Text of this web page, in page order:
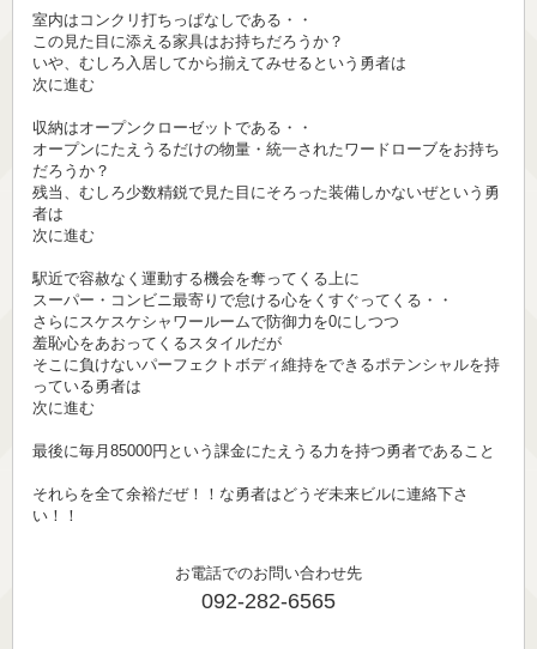
室内はコンクリ打ちっぱなしである・・
この見た目に添える家具はお持ちだろうか？
いや、むしろ入居してから揃えてみせるという勇者は
次に進む
収納はオープンクローゼットである・・
オープンにたえうるだけの物量・統一されたワードローブをお持ち
だろうか？
残当、むしろ少数精鋭で見た目にそろった装備しかないぜという勇
者は
次に進む
駅近で容赦なく運動する機会を奪ってくる上に
スーパー・コンビニ最寄りで怠ける心をくすぐってくる・・
さらにスケスケシャワールームで防御力を0にしつつ
羞恥心をあおってくるスタイルだが
そこに負けないパーフェクトボディ維持をできるポテンシャルを持
っている勇者は
次に進む
最後に毎月85000円という課金にたえうる力を持つ勇者であること
それらを全て余裕だぜ！！な勇者はどうぞ未来ビルに連絡下さ
い！！
お電話でのお問い合わせ先
092-282-6565